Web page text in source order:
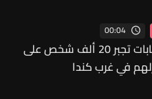
00:04
حرائق الغابات تجبر 20 ألف شخص على
في غرب كندا